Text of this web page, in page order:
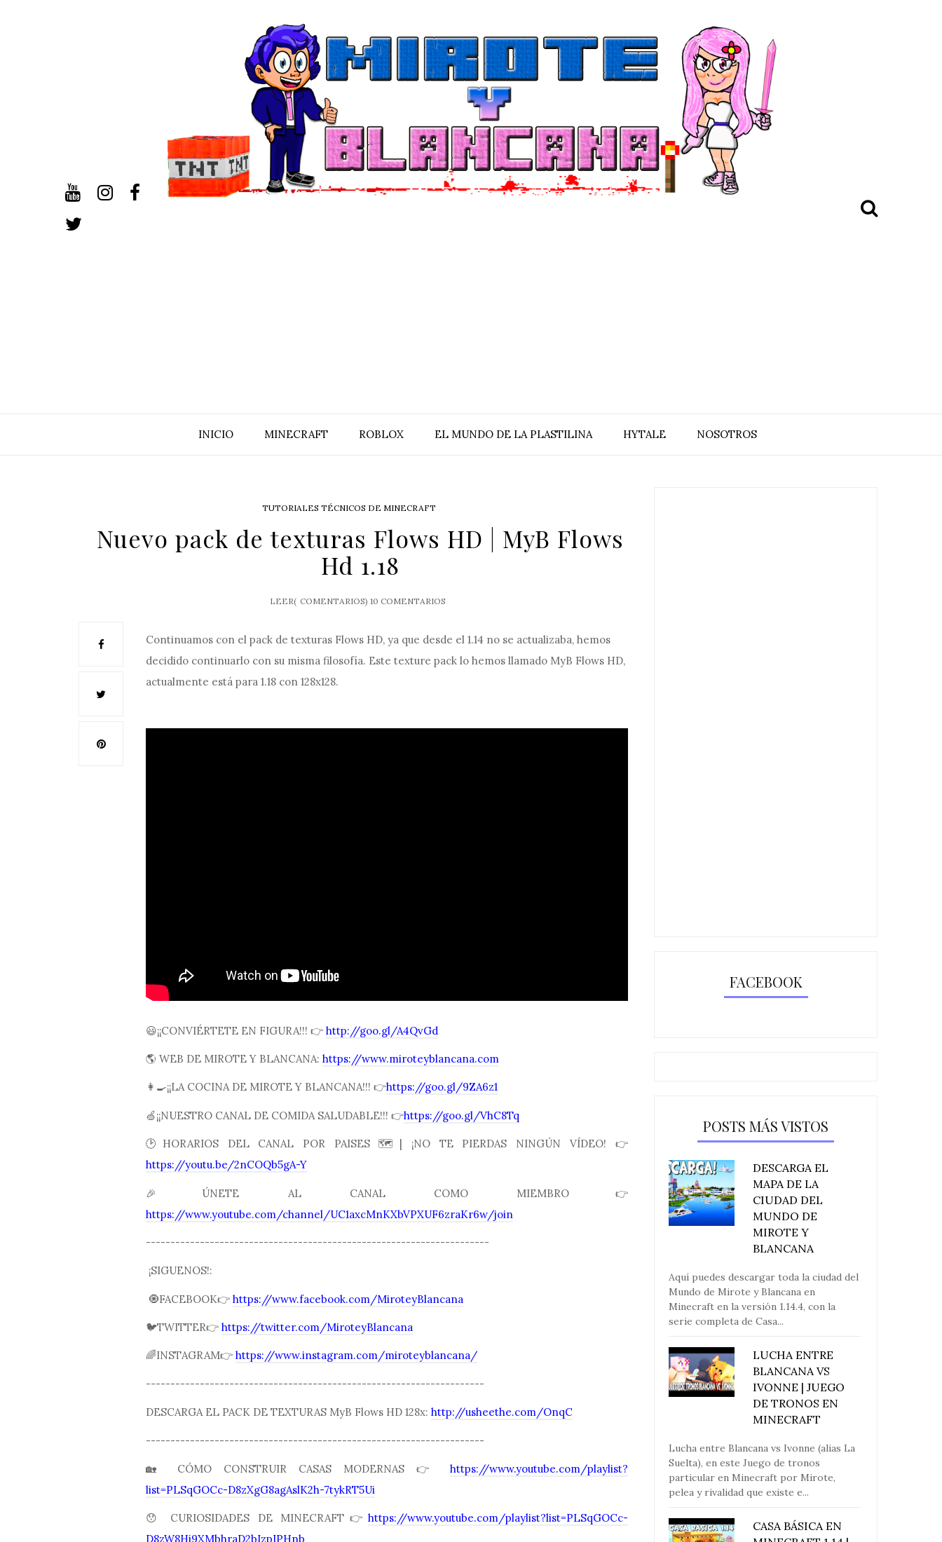
INICIO MINECRAFT ROBLOX EL MUNDO DE LA PLASTILINA HYTALE NOSOTROS
TUTORIALES TÉCNICOS DE MINECRAFT
Nuevo pack de texturas Flows HD | MyB Flows
Hd 1.18
LEER( COMENTARIOS) 10 COMENTARIOS
Continuamos con el pack de texturas Flows HD, ya que desde el 1.14 no se actualizaba, hemos
decidido continuarlo con su misma filosofía. Este texture pack lo hemos llamado MyB Flows HD,
actualmente está para 1.18 con 128x128.
😃¡¡CONVIÉRTETE EN FIGURA!!! 👉http://goo.gl/A4QvGd
🌎 WEB DE MIROTE Y BLANCANA:https://www.miroteyblancana.com
👩🍳¡¡LA COCINA DE MIROTE Y BLANCANA!!! 👉https://goo.gl/9ZA6z1
🍏¡¡NUESTRO CANAL DE COMIDA SALUDABLE!!! 👉https://goo.gl/VhC8Tq
🕑HORARIOS DEL CANAL POR PAISES 🗺| ¡NO TE PIERDAS NINGÚN VÍDEO! 👉
https://youtu.be/2nCOQb5gA-Y
🎉ÚNETE AL CANAL COMO MIEMBRO👉
https://www.youtube.com/channel/UC1axcMnKXbVPXUF6zraKr6w/join
----------------------------------------------------------------------
¡SIGUENOS!:
🧿FACEBOOK👉https://www.facebook.com/MiroteyBlancana
🐦TWITTER👉https://twitter.com/MiroteyBlancana
🌈INSTAGRAM👉https://www.instagram.com/miroteyblancana/
---------------------------------------------------------------------
DESCARGA EL PACK DE TEXTURAS MyB Flows HD 128x:http://usheethe.com/OnqC
---------------------------------------------------------------------
🏡 CÓMO CONSTRUIR CASAS MODERNAS 👉 https://www.youtube.com/playlist?
list=PLSqGOCc-D8zXgG8agAslK2h-7tykRT5Ui
😯 CURIOSIDADES DE MINECRAFT👉 https://www.youtube.com/playlist?list=PLSqGOCc-
D8zW8Hi9XMbhraD2bIzpIPHnb
FACEBOOK
POSTS MÁS VISTOS
DESCARGA EL
MAPA DE LA
CIUDAD DEL
MUNDO DE
MIROTE Y
BLANCANA
Aquí puedes descargar toda la ciudad del
Mundo de Mirote y Blancana en
Minecraft en la versión 1.14.4, con la
serie completa de Casa...
LUCHA ENTRE
BLANCANA VS
IVONNE | JUEGO
DE TRONOS EN
MINECRAFT
Lucha entre Blancana vs Ivonne (alias La
Suelta), en este Juego de tronos
particular en Minecraft por Mirote,
pelea y rivalidad que existe e...
CASA BÁSICA EN